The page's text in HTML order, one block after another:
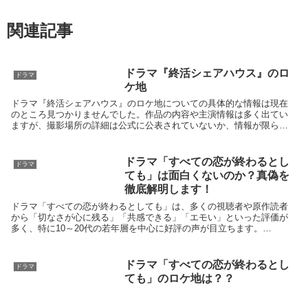
関連記事
ドラマ
ドラマ『終活シェアハウス』のロ
ケ地
ドラマ『終活シェアハウス』のロケ地についての具体的な情報は現在
のところ見つかりませんでした。作品の内容や主演情報は多く出てい
ますが、撮影場所の詳細は公式に公表されていないか、情報が限られ
ドラマ
ドラマ「すべての恋が終わるとし
ても」は面白くないのか？真偽を
徹底解明します！
ドラマ「すべての恋が終わるとしても」は、多くの視聴者や原作読者
から「切なさが心に残る」「共感できる」「エモい」といった評価が
多く、特に10～20代の若年層を中心に好評の声が目立ちます。
ドラマ
ドラマ「すべての恋が終わるとし
ても」のロケ地は？？